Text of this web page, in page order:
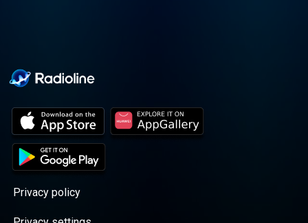
Privacy policy